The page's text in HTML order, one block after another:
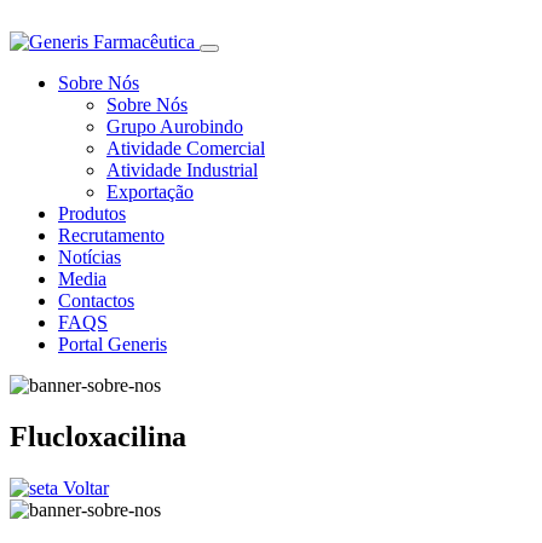
Sobre Nós
Sobre Nós
Grupo Aurobindo
Atividade Comercial
Atividade Industrial
Exportação
Produtos
Recrutamento
Notícias
Media
Contactos
FAQS
Portal Generis
Flucloxacilina
Voltar